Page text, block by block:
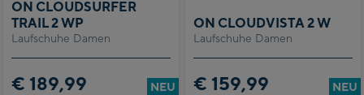
Laufschuhe Damen
ON CLOUDSURFER
TRAIL 2 WP
€ 189,99 NEU
Laufschuhe Damen
ON CLOUDVISTA 2 W
€ 159,99 NEU